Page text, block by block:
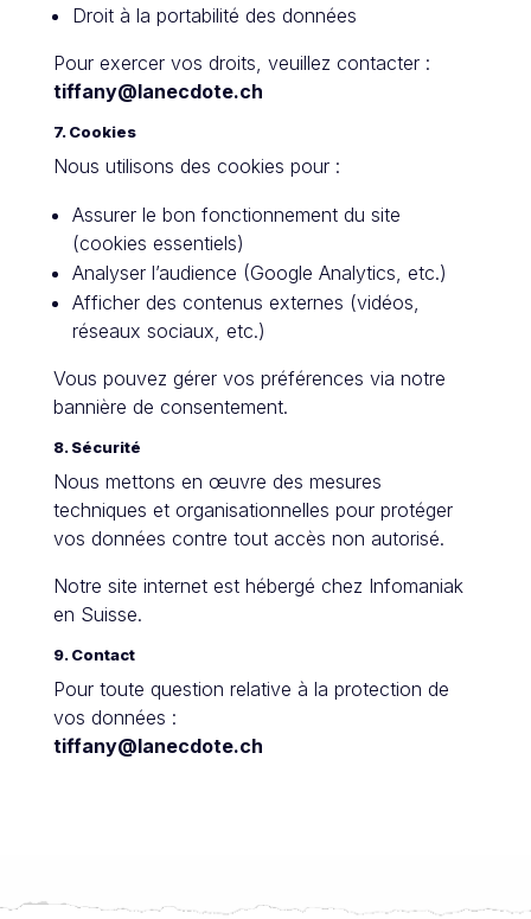
Droit à la portabilité des données
Pour exercer vos droits, veuillez contacter :
tiffany@lanecdote.ch
7. Cookies
Nous utilisons des cookies pour :
Assurer le bon fonctionnement du site
(cookies essentiels)
Analyser l’audience (Google Analytics, etc.)
Afficher des contenus externes (vidéos,
réseaux sociaux, etc.)
Vous pouvez gérer vos préférences via notre
bannière de consentement.
8. Sécurité
Nous mettons en œuvre des mesures
techniques et organisationnelles pour protéger
vos données contre tout accès non autorisé.
Notre site internet est hébergé chez Infomaniak
en Suisse.
9. Contact
Pour toute question relative à la protection de
vos données :
tiffany@lanecdote.ch